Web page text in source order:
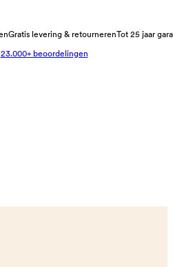
Gratis levering & retournerenTot 25 jaar
23.000+ beoordelingen